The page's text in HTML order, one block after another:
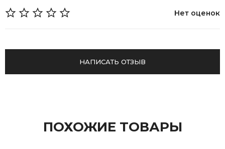
Нет оценок
НАПИСАТЬ ОТЗЫВ
ПОХОЖИЕ ТОВАРЫ